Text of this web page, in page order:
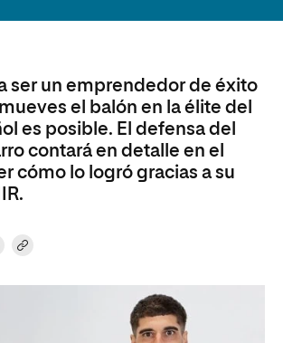
ser un emprendedor de éxito
el balón en la élite del
es posible. El defensa del
contará en detalle en el
cómo lo logró gracias a su